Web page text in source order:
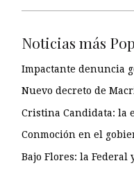
Noticias más
Impactante denuncia
Nuevo decreto de
Cristina Candidata: la
Conmoción en el
Bajo Flores: la